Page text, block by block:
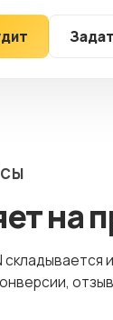
на
складывается